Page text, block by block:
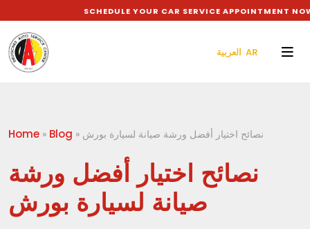
SCHEDULE YOUR CAR SERVICE APPOINTMENT
العربية AR
Home » Blog » نصائح اختيار أفضل ورشة صيانة لسيارة بورش
نصائح اختيار أفضل ورشة
صيانة لسيارة بورش